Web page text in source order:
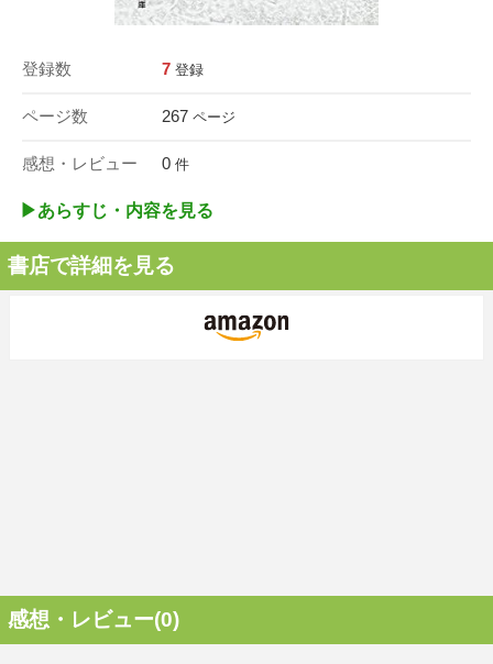
登録数 7 登録
ページ数 267 ページ
感想・レビュー 0 件
▶︎あらすじ・内容を見る
書店で詳細を見る
感想・レビュー(0)